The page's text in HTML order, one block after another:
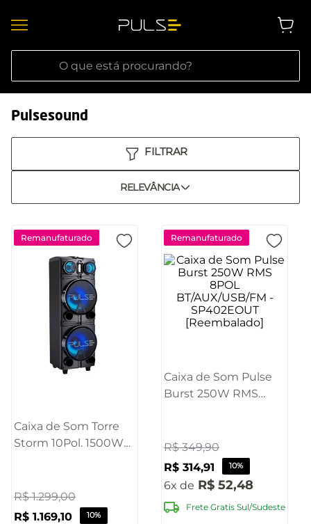
O que está procurando?
Pulsesound
RELEVÂNCIA
Remanufaturado
Caixa de Som Torre
Storm 10Pol. 1500W
Pulse - SP514OUT
[Reembalado]
R$ 1.299,00
R$ 1.169,10 10%
Remanufaturado
Caixa de Som Pulse
Burst 250W RMS
SP402EOUT
[Reembalado]
R$ 349,90
R$ 314,91 10%
6 R$ 52,48
Frete Gratis Sul/Sudeste